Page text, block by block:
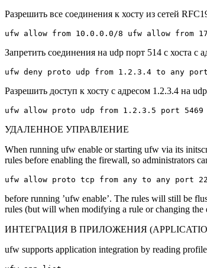
Разрешить все соединения к хосту из сетей
ufw allow from 10.0.0.0/8 ufw allow from
Запретить соединения на udp порт 514 с хоста с
ufw deny proto udp from 1.2.3.4 to any
Разрешить доступ к хосту с адресом 1.2.3.4 на
ufw allow proto udp from 1.2.3.5 port
УДАЛЕННОЕ УПРАВЛЕНИЕ
When running ufw enable or starting ufw via its
rules before enabling the firewall, so administrators
ufw allow proto tcp from any to any port 22
before running ’ufw enable’. The rules will still be
rules (but will when modifying a rule or changing
ИНТЕГРАЦИЯ В ПРИЛОЖЕНИЯ
ufw supports application integration by reading